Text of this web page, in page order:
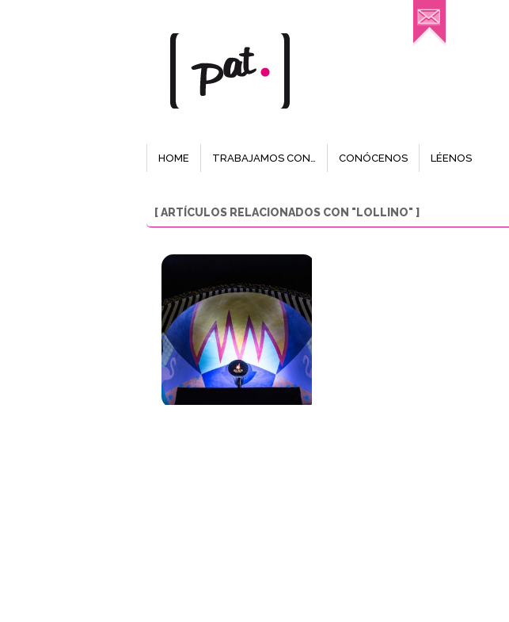
HOME TRABAJAMOS CON… CONÓCENOS LÉENOS
[ ARTÍCULOS RELACIONADOS CON "LOLLINO" ]